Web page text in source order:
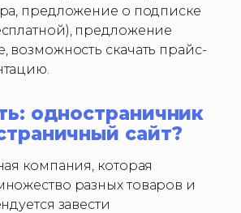
предложение о подписке
предложение
возможность скачать прайс-
одностраничник
сайт?
компания, которая
разных товаров и
завести